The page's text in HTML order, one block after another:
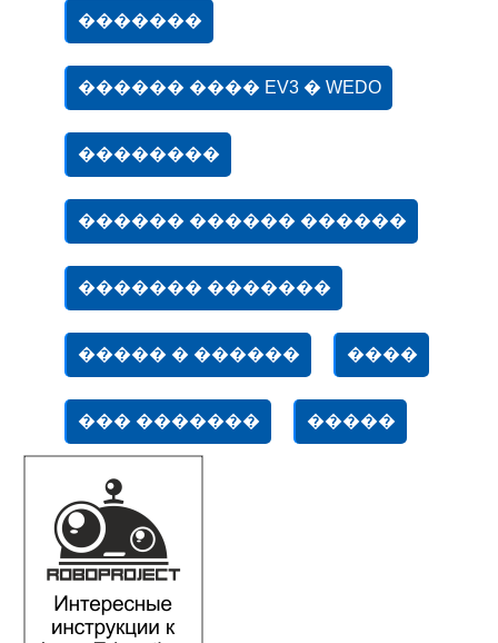
�������
������ ���� EV3 � WEDO
��������
������ ������ ������
������� �������
����� � ������ ����
��� ������� �����